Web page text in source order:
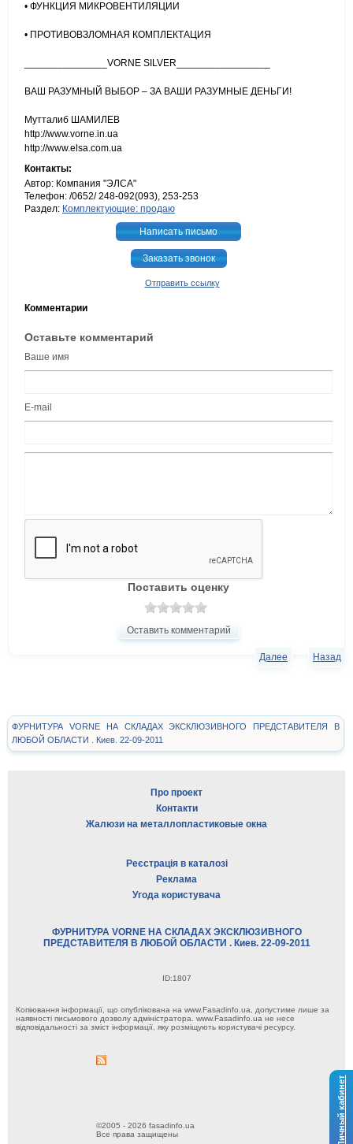
Личный кабинет
• ФУНКЦИЯ МИКРОВЕНТИЛЯЦИИ
• ПРОТИВОВЗЛОМНАЯ КОМПЛЕКТАЦИЯ
_______________VORNE SILVER_________________
ВАШ РАЗУМНЫЙ ВЫБОР – ЗА ВАШИ РАЗУМНЫЕ ДЕНЬГИ!
Мутталиб ШАМИЛЕВ
http://www.vorne.in.ua
http://www.elsa.com.ua
Контакты:
Автор: Компания "ЭЛСА"
Телефон: /0652/ 248-092(093), 253-253
Раздел: Комплектующие: продаю
Написать письмо
Заказать звонок
Отправить ссылку
Комментарии
Оставьте комментарий
Ваше имя
E-mail
Поставить оценку
Оставить комментарий
Назад
Далее
ФУРНИТУРА VORNE НА СКЛАДАХ ЭКСКЛЮЗИВНОГО ПРЕДСТАВИТЕЛЯ В
ЛЮБОЙ ОБЛАСТИ . Киев. 22-09-2011
Про проект
Контакти
Жалюзи на металлопластиковые окна
Реєстрація в каталозі
Реклама
Угода користувача
ФУРНИТУРА VORNE НА СКЛАДАХ ЭКСКЛЮЗИВНОГО
ПРЕДСТАВИТЕЛЯ В ЛЮБОЙ ОБЛАСТИ . Киев. 22-09-2011
ID:1807
Копіювання інформації, що опублікована на www.Fasadinfo.ua, допустиме лише за
наявності письмового дозволу адміністратора. www.Fasadinfo.ua не несе
відповідальності за зміст інформації, яку розміщують користувачі ресурсу.
©2005 - 2026 fasadinfo.ua
Все права защищены